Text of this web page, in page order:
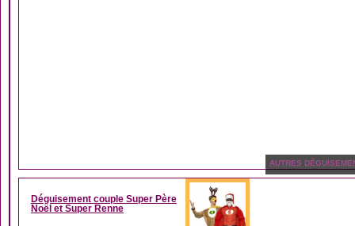
AUTRES
Déguisement couple Super Père
Noël et Super Renne